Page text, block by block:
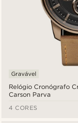
Relógio Cronógrafo
Carson Parva
Gravável
4 CORES